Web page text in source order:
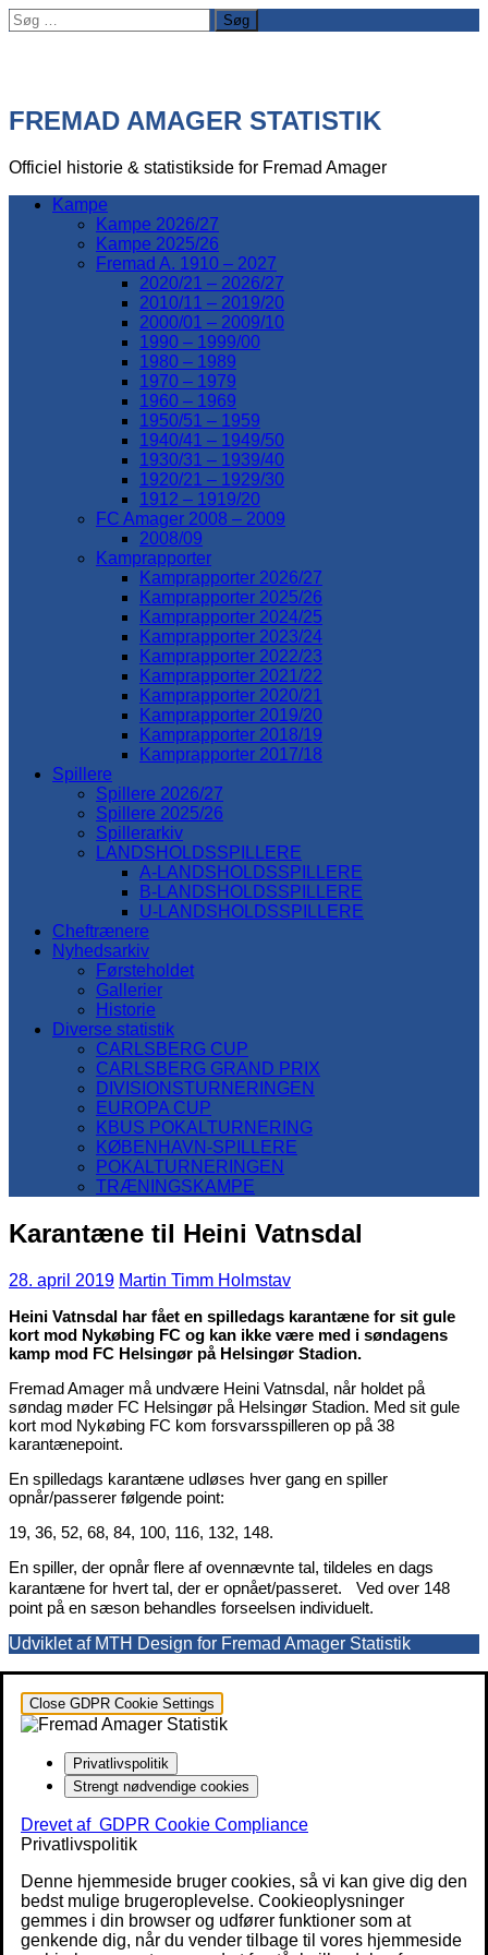
Søg
efter:
FREMAD AMAGER STATISTIK
Officiel historie & statistikside for Fremad Amager
Kampe
Kampe 2026/27
Kampe 2025/26
Fremad A. 1910 – 2027
2020/21 – 2026/27
2010/11 – 2019/20
2000/01 – 2009/10
1990 – 1999/00
1980 – 1989
1970 – 1979
1960 – 1969
1950/51 – 1959
1940/41 – 1949/50
1930/31 – 1939/40
1920/21 – 1929/30
1912 – 1919/20
FC Amager 2008 – 2009
2008/09
Kamprapporter
Kamprapporter 2026/27
Kamprapporter 2025/26
Kamprapporter 2024/25
Kamprapporter 2023/24
Kamprapporter 2022/23
Kamprapporter 2021/22
Kamprapporter 2020/21
Kamprapporter 2019/20
Kamprapporter 2018/19
Kamprapporter 2017/18
Spillere
Spillere 2026/27
Spillere 2025/26
Spillerarkiv
LANDSHOLDSSPILLERE
A-LANDSHOLDSSPILLERE
B-LANDSHOLDSSPILLERE
U-LANDSHOLDSSPILLERE
Cheftrænere
Nyhedsarkiv
Førsteholdet
Gallerier
Historie
Diverse statistik
CARLSBERG CUP
CARLSBERG GRAND PRIX
DIVISIONSTURNERINGEN
EUROPA CUP
KBUS POKALTURNERING
KØBENHAVN-SPILLERE
POKALTURNERINGEN
TRÆNINGSKAMPE
Karantæne til Heini Vatnsdal
28. april 2019 Martin Timm Holmstav
Heini Vatnsdal har fået en spilledags karantæne for sit gule
kort mod Nykøbing FC og kan ikke være med i søndagens
kamp mod FC Helsingør på Helsingør Stadion.
Fremad Amager må undvære Heini Vatnsdal, når holdet på
søndag møder FC Helsingør på Helsingør Stadion. Med sit gule
kort mod Nykøbing FC kom forsvarsspilleren op på 38
karantænepoint.
En spilledags karantæne udløses hver gang en spiller
opnår/passerer følgende point:
19, 36, 52, 68, 84, 100, 116, 132, 148.
En spiller, der opnår flere af ovennævnte tal, tildeles en dags
karantæne for hvert tal, der er opnået/passeret. Ved over 148
point på en sæson behandles forseelsen individuelt.
Udviklet af MTH Design for Fremad Amager Statistik
Close GDPR Cookie Settings
Privatlivspolitik
Strengt nødvendige cookies
Drevet af GDPR Cookie Compliance
Privatlivspolitik
Denne hjemmeside bruger cookies, så vi kan give dig den
bedst mulige brugeroplevelse. Cookieoplysninger
gemmes i din browser og udfører funktioner som at
genkende dig, når du vender tilbage til vores hjemmeside